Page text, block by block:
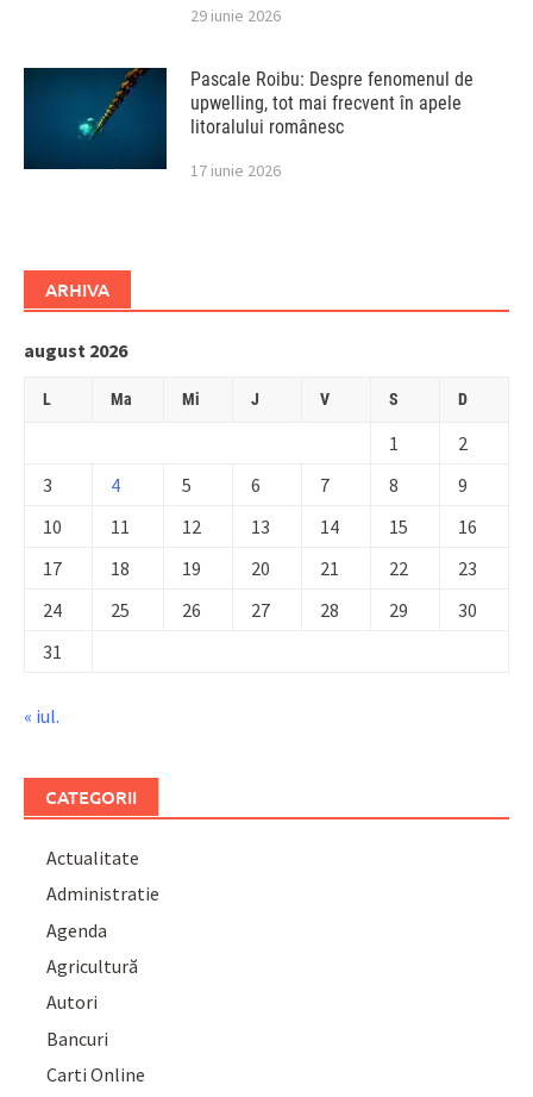
29 iunie 2026
Pascale Roibu: Despre fenomenul de
upwelling, tot mai frecvent în apele
litoralului românesc
17 iunie 2026
ARHIVA
august 2026
L Ma Mi J V S D
1
2
3
4 5 6 7 8
9
10
11 12 13 14 15
16
17
18 19 20 21 22
23
24
25 26 27 28 29
30
31
« iul.
CATEGORII
Actualitate
Administratie
Agenda
Agricultură
Autori
Bancuri
Carti Online